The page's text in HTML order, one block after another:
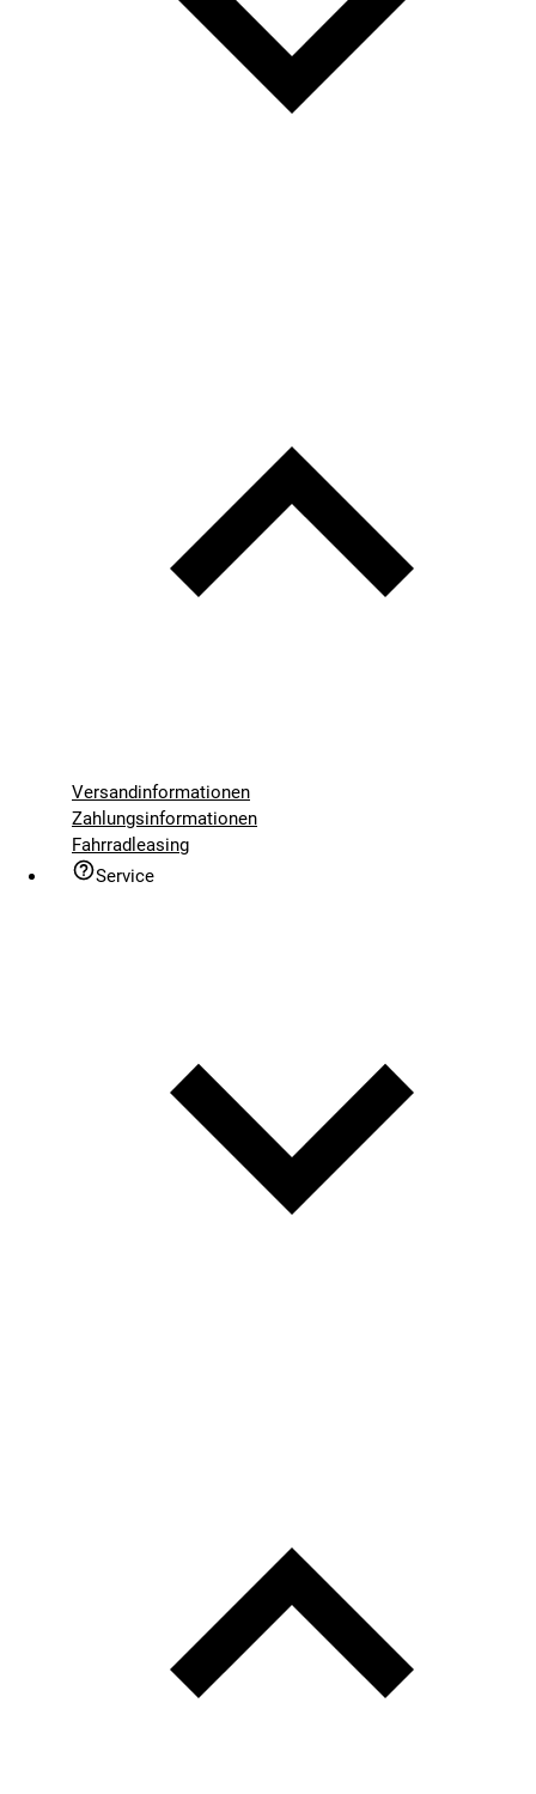
Versandinformationen
Zahlungsinformationen
Fahrradleasing
Service